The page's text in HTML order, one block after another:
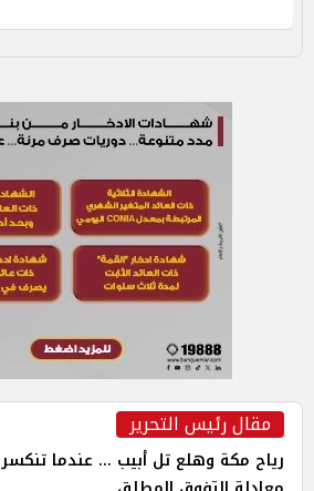
مقال رئيس التحرير
رياح مكة وهلع تل أبيب ... عندما تنكسر